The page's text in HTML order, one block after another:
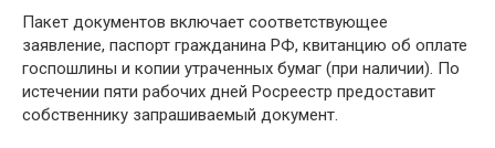
Пакет документов включает соответствующее
заявление, паспорт гражданина РФ, квитанцию об оплате
госпошлины и копии утраченных бумаг (при наличии). По
истечении пяти рабочих дней Росреестр предоставит
собственнику запрашиваемый документ.